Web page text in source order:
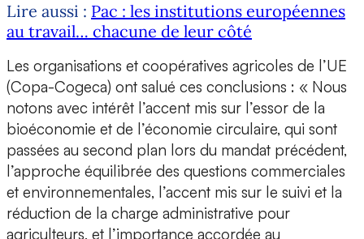
Lire aussi : Pac : les institutions européennes
au travail… chacune de leur côté
Les organisations et coopératives agricoles de l’UE
(Copa-Cogeca) ont salué ces conclusions : « Nous
notons avec intérêt l’accent mis sur l’essor de la
bioéconomie et de l’économie circulaire, qui sont
passées au second plan lors du mandat précédent,
l’approche équilibrée des questions commerciales
et environnementales, l’accent mis sur le suivi et la
réduction de la charge administrative pour
agriculteurs, et l’importance accordée au